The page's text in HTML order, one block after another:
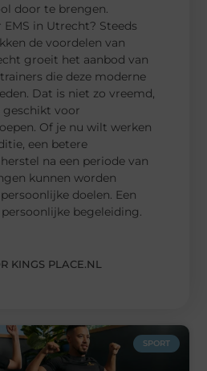
door te brengen.
in Utrecht? Steeds
de voordelen van
groeit het aanbod van
die deze moderne
Dat is niet zo vreemd,
geschikt voor
Of je nu wilt werken
een betere
na een periode van
kunnen worden
doelen. Een
begeleiding.
KINGS PLACE.NL
SPORT